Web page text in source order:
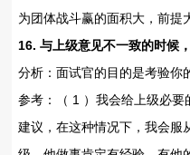
为团体战斗赢的面积大，前提
16. 与上级意见不一致的时候
分析：面试官的目的是考验你
参考：（ 1 ）我会给上级必
建议，在这种情况下，我会服